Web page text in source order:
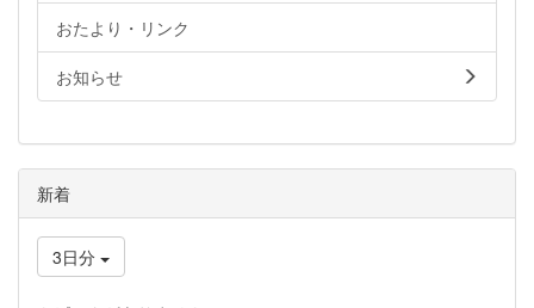
おたより・リンク
お知らせ
新着
3日分